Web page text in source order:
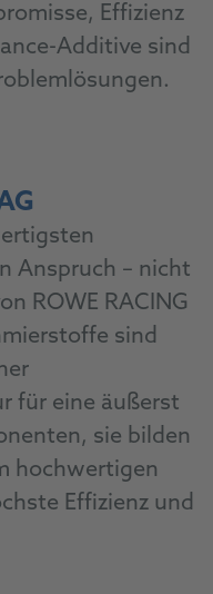
Effizienz
Additive sind
Anspruch – nicht
ROWE RACING
sind
für eine äußerst
sie bilden
hochwertigen
Effizienz und